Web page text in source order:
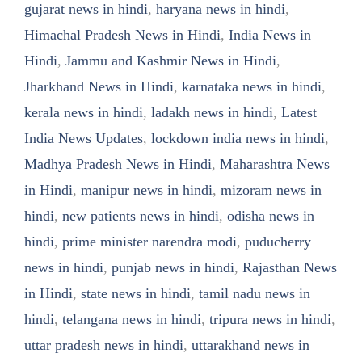
gujarat news in hindi, haryana news in hindi,
Himachal Pradesh News in Hindi, India News in
Hindi, Jammu and Kashmir News in Hindi,
Jharkhand News in Hindi, karnataka news in hindi,
kerala news in hindi, ladakh news in hindi, Latest
India News Updates, lockdown india news in hindi,
Madhya Pradesh News in Hindi, Maharashtra News
in Hindi, manipur news in hindi, mizoram news in
hindi, new patients news in hindi, odisha news in
hindi, prime minister narendra modi, puducherry
news in hindi, punjab news in hindi, Rajasthan News
in Hindi, state news in hindi, tamil nadu news in
hindi, telangana news in hindi, tripura news in hindi,
uttar pradesh news in hindi, uttarakhand news in